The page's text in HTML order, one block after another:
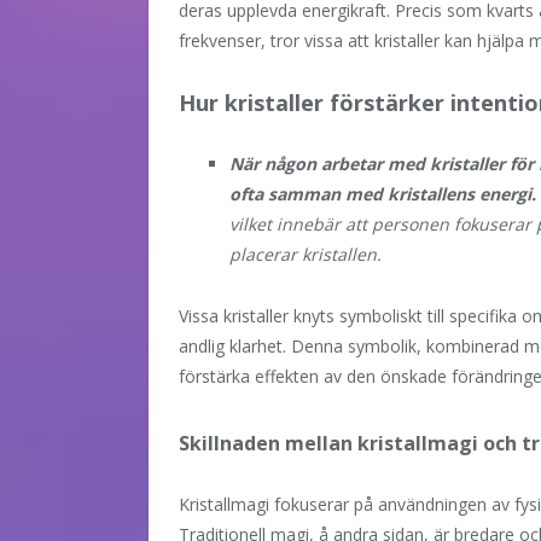
deras upplevda energikraft. Precis som
frekvenser, tror vissa att kristaller kan hjälpa
Hur kristaller förstärker
När någon arbetar med kristaller
ofta samman med kristallens energi.
vilket innebär att personen
placerar kristallen.
Vissa kristaller knyts symboliskt till specifika
andlig klarhet. Denna symbolik, kombinerad
förstärka effekten av den önskade
Skillnaden mellan kristallmagi och
Kristallmagi fokuserar på användningen av
Traditionell magi, å andra sidan, är bredare